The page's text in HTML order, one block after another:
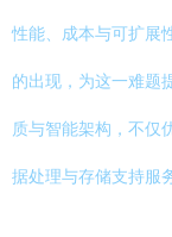
性能、成本与可扩展
的出现，为这一难题
质与智能架构，不仅
据处理与存储支持服